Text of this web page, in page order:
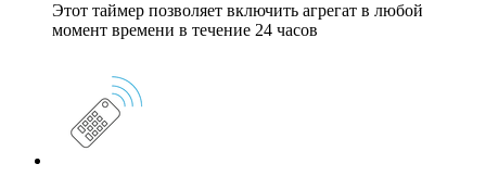
Этот таймер позволяет включить агрегат в любой
момент времени в течение 24 часов